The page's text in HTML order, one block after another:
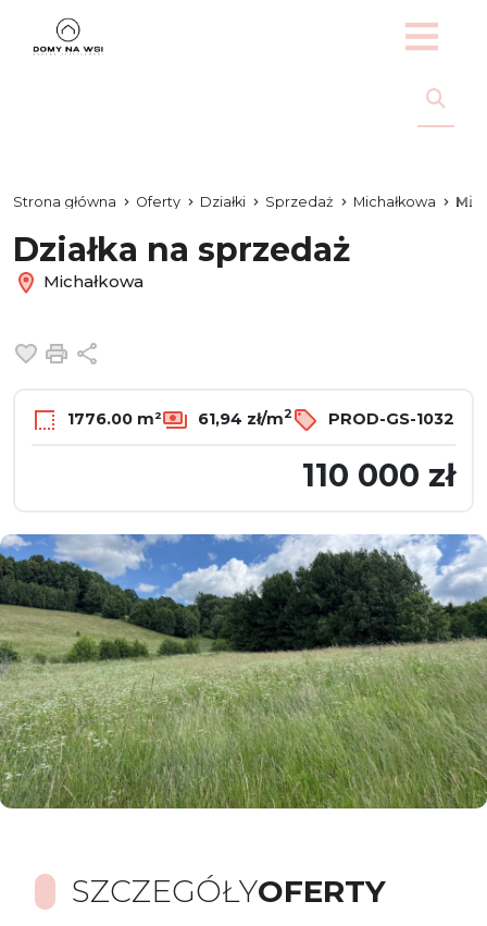
Strona główna Oferty Działki Sprzedaż Michałkowa
Działka na sprzedaż
Michałkowa
Dodaj do ulubionych
Drukuj
1776.00 m² 61,94 zł/m2 PROD-GS-1032
110 000 zł
SZCZEGÓŁYOFERTY